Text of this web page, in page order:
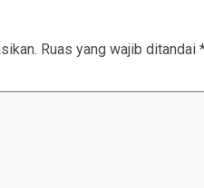
Ruas yang wajib ditandai